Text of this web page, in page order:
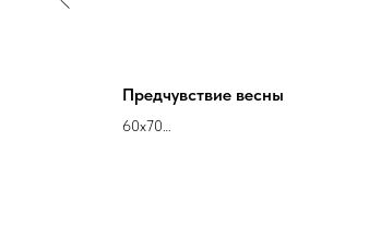
Предчувствие весны
60х70